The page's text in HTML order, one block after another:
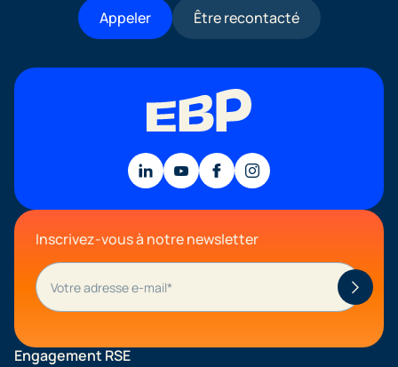
Appeler Être recontacté
Inscrivez-vous à notre newsletter
Engagement RSE